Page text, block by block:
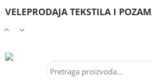
VELEPRODAJA TEKSTILA I